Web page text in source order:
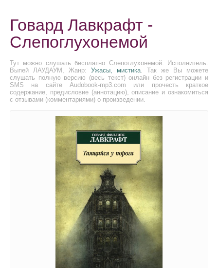
Говард Лавкрафт -
Слепоглухонемой
Тут можно слушать бесплатно Слепоглухонемой. Исполнитель:
Выпей ЛАУДАУМ, Жанр: Ужасы, мистика. Так же Вы можете
слушать полную версию (весь текст) онлайн без регистрации и
SMS на сайте Audobook-mp3.com или прочесть краткое
содержание, предисловие (аннотацию), описание и ознакомиться
с отзывами (комментариями) о произведении.